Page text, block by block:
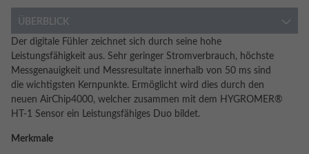
ÜBERBLICK
Der digitale Fühler zeichnet sich durch seine hohe
Leistungsfähigkeit aus. Sehr geringer Stromverbrauch, höchste
Messgenauigkeit und Messresultate innerhalb von 50 ms sind
die wichtigsten Kernpunkte. Ermöglicht wird dies durch den
neuen AirChip4000, welcher zusammen mit dem HYGROMER®
HT-1 Sensor ein Leistungsfähiges Duo bildet.
Merkmale